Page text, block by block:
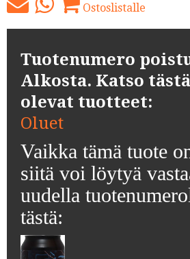
Ostoslistalle
Tuotenumero
Alkosta. Katso
olevat tuotteet:
Oluet
Vaikka tämä tuote
siitä voi löytyä
uudella
tästä: